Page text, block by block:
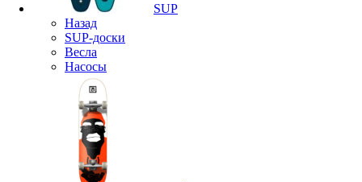
SUP
Назад
SUP-доски
Весла
Насосы